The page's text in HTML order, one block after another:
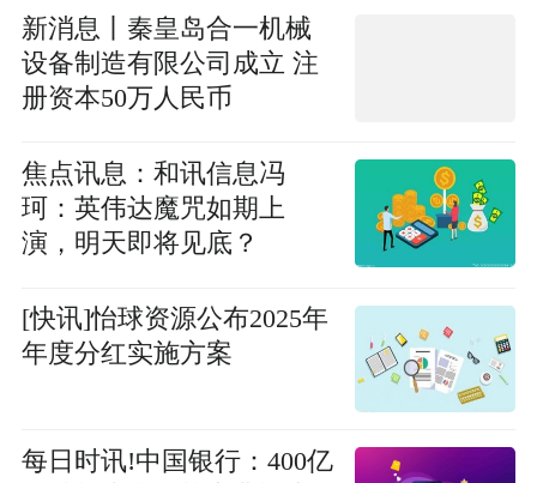
新消息丨秦皇岛合一机械
设备制造有限公司成立 注
册资本50万人民币
焦点讯息：和讯信息冯
珂：英伟达魔咒如期上
演，明天即将见底？
[快讯]怡球资源公布2025年
年度分红实施方案
每日时讯!中国银行：400亿